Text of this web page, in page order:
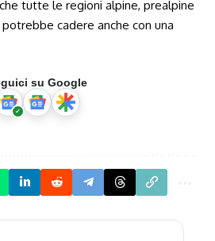
tutte le regioni alpine, prealpine
cadere anche con una
su Google